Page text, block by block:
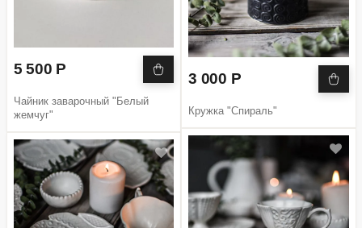
5 500 Р
Чайник заварочный "Белый
жемчуг"
3 000 Р
Кружка "Спираль"